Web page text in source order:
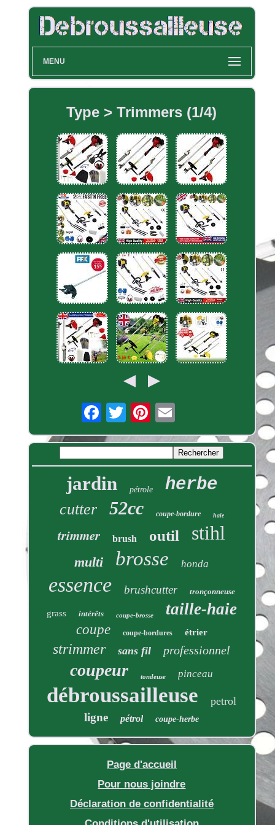
MENU
Type > Trimmers (1/4)
jardin pétrole herbe
cutter 52cc coupe-bordure haie
trimmer brush outil stihl
multi brosse honda
essence brushcutter tronçonneuse
grass intérêts coupe-brosse taille-haie
coupe coupe-bordures étrier
strimmer sans fil professionnel
coupeur tondeuse pinceau
débroussailleuse petrol
ligne pétrol coupe-herbe
Page d'accueil
Pour nous joindre
Déclaration de confidentialité